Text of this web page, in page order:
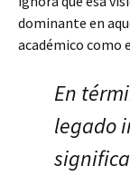
dominante en
académico como
En
legado